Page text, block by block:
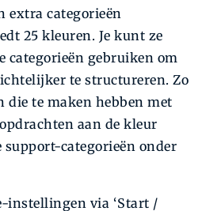
extra categorieën
25 kleuren. Je kunt ze
categorieën gebruiken om
te structureren. Zo
die te maken hebben met
aan de kleur
categorieën onder
instellingen via ‘Start /